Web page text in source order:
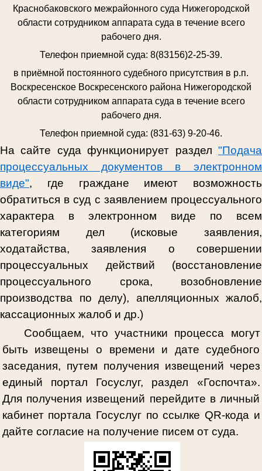
Краснобаковского межрайонного суда Нижегородской
области сотрудником аппарата суда в течение всего
рабочего дня.
Телефон приемной суда: 8(83156)2-25-39.
в приёмной постоянного судебного присутствия в р.п.
Воскресенское Воскресенского района Нижегородской
области сотрудником аппарата суда в течение всего
рабочего дня.
Телефон приемной суда: (831-63) 9-20-46.
На сайте суда функционирует раздел "Подача
процессуальных документов в электронном
виде", где граждане имеют возможность
обратиться в суд с заявлением процессуального
характера в электронном виде по всем
категориям дел (исковые заявления,
ходатайства, заявления о совершении
процессуальных действий (восстановление
процессуального срока, возобновление
производства по делу), апелляционных жалоб,
кассационных жалоб и др.)
Сообщаем, что участники процесса могут
быть извещены о времени и дате судебного
заседания, путем получения извещений через
единый портал Госуслуг, раздел «Госпочта».
Для получения извещений перейдите в личный
кабинет портала Госуслуг по ссылке QR-кода и
дайте согласие на получение писем от суда.